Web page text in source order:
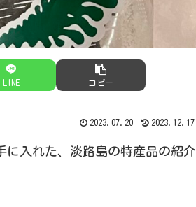
LINE コピー
2023.07.20 2023.12.17
に入れた、淡路島の特産品の紹介